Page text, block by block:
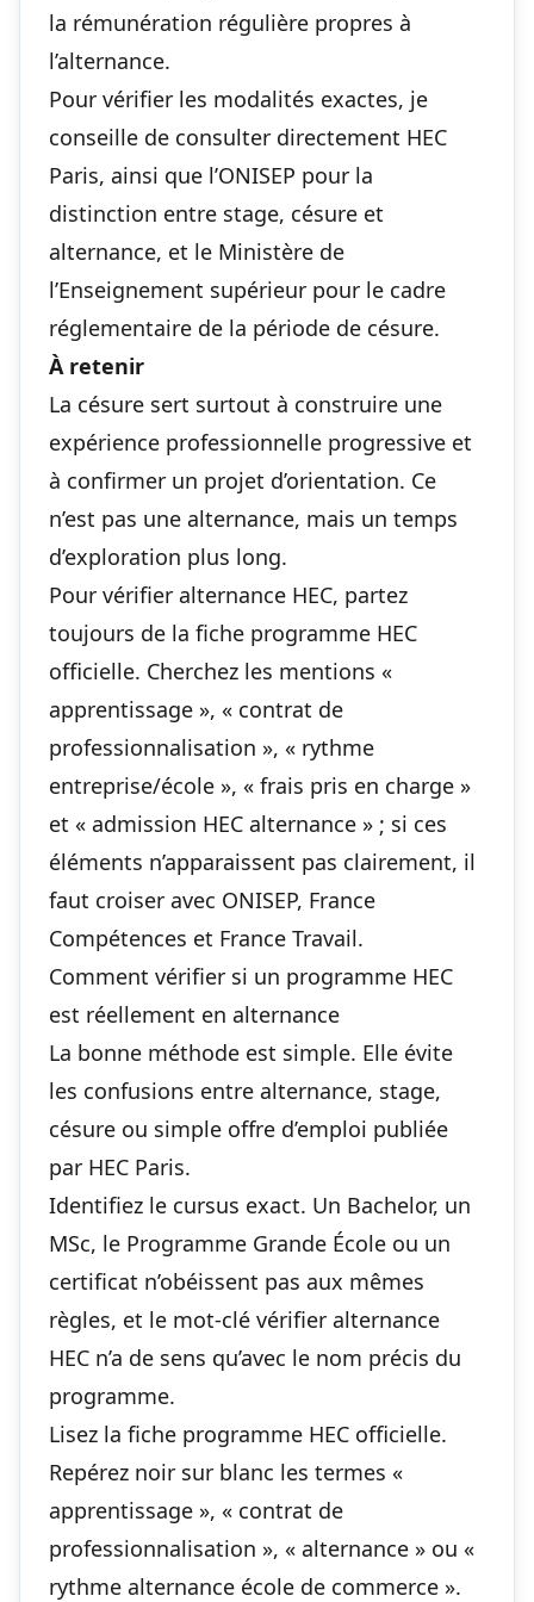
la rémunération régulière propres à
l’alternance.
Pour vérifier les modalités exactes, je
conseille de consulter directement HEC
Paris, ainsi que l’ONISEP pour la
distinction entre stage, césure et
alternance, et le Ministère de
l’Enseignement supérieur pour le cadre
réglementaire de la période de césure.
À retenir
La césure sert surtout à construire une
expérience professionnelle progressive et
à confirmer un projet d’orientation. Ce
n’est pas une alternance, mais un temps
d’exploration plus long.
Pour vérifier alternance HEC, partez
toujours de la fiche programme HEC
officielle. Cherchez les mentions «
apprentissage », « contrat de
professionnalisation », « rythme
entreprise/école », « frais pris en charge »
et « admission HEC alternance » ; si ces
éléments n’apparaissent pas clairement, il
faut croiser avec ONISEP, France
Compétences et France Travail.
Comment vérifier si un programme HEC
est réellement en alternance
La bonne méthode est simple. Elle évite
les confusions entre alternance, stage,
césure ou simple offre d’emploi publiée
par HEC Paris.
Identifiez le cursus exact. Un Bachelor, un
MSc, le Programme Grande École ou un
certificat n’obéissent pas aux mêmes
règles, et le mot-clé vérifier alternance
HEC n’a de sens qu’avec le nom précis du
programme.
Lisez la fiche programme HEC officielle.
Repérez noir sur blanc les termes «
apprentissage », « contrat de
professionnalisation », « alternance » ou «
rythme alternance école de commerce ».